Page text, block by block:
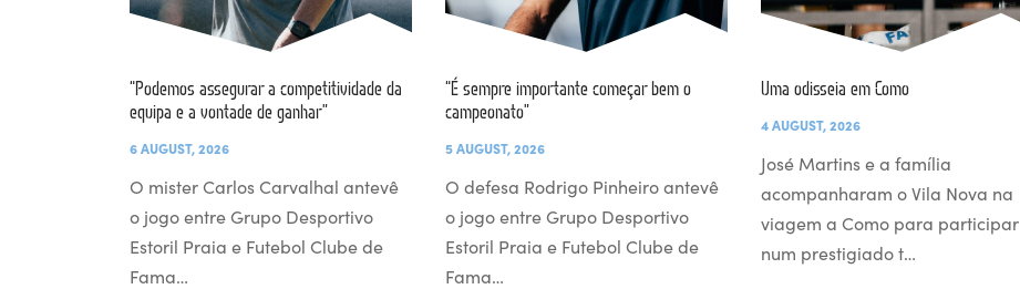
“Podemos assegurar a competitividade da
equipa e a vontade de ganhar”
6 AUGUST, 2026
O mister Carlos Carvalhal antevê
o jogo entre Grupo Desportivo
Estoril Praia e Futebol Clube de
Fama…
“É sempre importante começar bem o
campeonato”
5 AUGUST, 2026
O defesa Rodrigo Pinheiro antevê
o jogo entre Grupo Desportivo
Estoril Praia e Futebol Clube de
Fama…
Uma odisseia em Como
4 AUGUST, 2026
José Martins e a família
acompanharam o Vila Nova na
viagem a Como para participar
num prestigiado t…